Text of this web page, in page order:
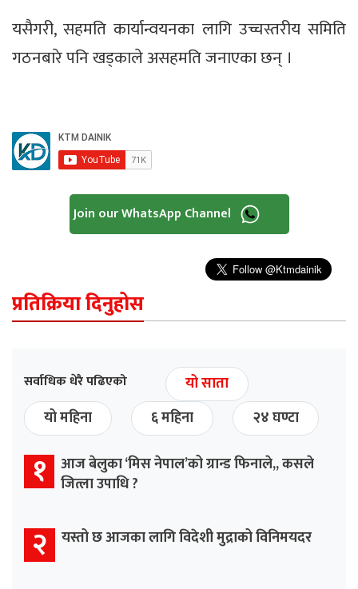
यसैगरी, सहमति कार्यान्वयनका लागि उच्चस्तरीय समिति
गठनबारे पनि खड्काले असहमति जनाएका छन् ।
Join our WhatsApp Channel
प्रतिक्रिया दिनुहोस
सर्वाधिक धेरै पढिएको
यो साता
यो महिना
६ महिना २४ घण्टा
१ आज बेलुका ‘मिस नेपाल’को ग्रान्ड फिनाले,, कसले
जित्ला उपाधि ?
२ यस्तो छ आजका लागि विदेशी मुद्राको विनिमयदर